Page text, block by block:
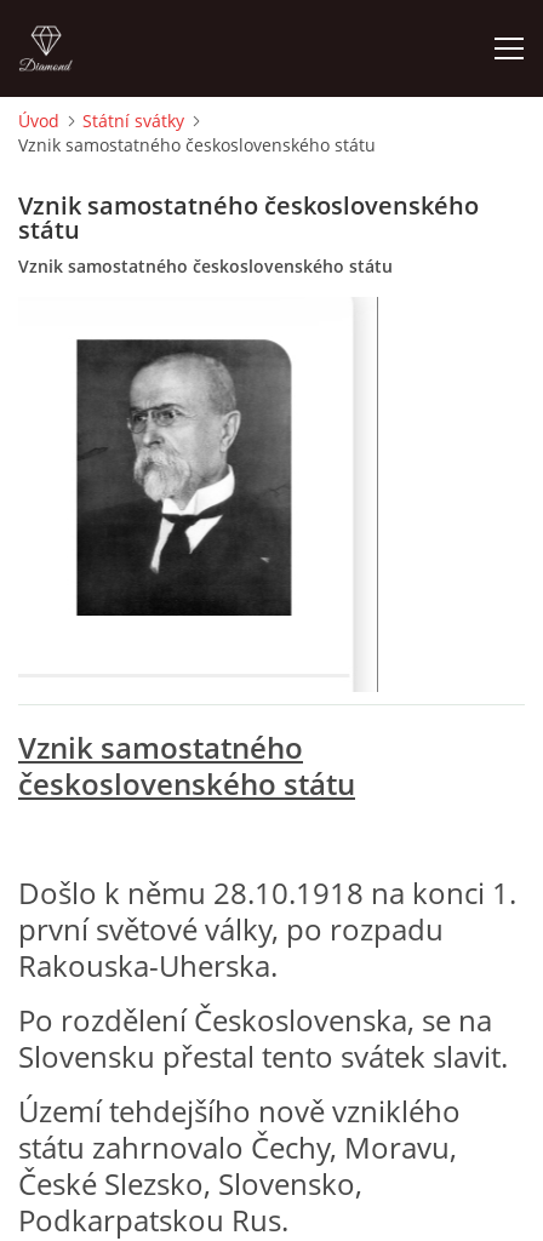
ÚVOD
O MĚ
DĚJINY VÝTVARNÉHO UMĚNÍ
NOVINKY ZE ŠKOLSTVÍ 2025
ROČNÍ PLÁN - INSPIRACE /DLE NOVÉHO RVP PV 2025
VZDĚLÁVACÍ BLOK LISTOPAD
VZDĚLÁVACÍ BLOK LEDEN
VZDĚLÁVACÍ BLOK ÚNOR
VZDĚLÁVACÍ BLOK BŘEZEN
VZDĚLÁVACÍ BLOK DUBEN
VÝTVARNÉ TECHNIKY
Úvod
Státní svátky
Vznik samostatného československého státu
Vznik samostatného československého
státu
Vznik samostatného československého státu
Vznik samostatného
československého státu
Došlo k němu 28.10.1918 na konci 1.
první světové války, po rozpadu
Rakouska-Uherska.
Po rozdělení Československa, se na
Slovensku přestal tento svátek slavit.
Území tehdejšího nově vzniklého
státu zahrnovalo Čechy, Moravu,
České Slezsko, Slovensko,
Podkarpatskou Rus.